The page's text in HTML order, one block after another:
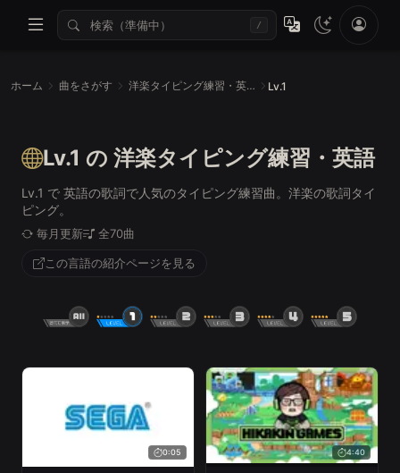
/
ホーム 曲をさがす 洋楽タイピング練習・英語 Lv.1
Lv.1 の 洋楽タイピング練習・英語
Lv.1 で 英語の歌詞で人気のタイピング練習曲。洋楽の歌詞タイ
ピング。
毎月更新 全70曲
この言語の紹介ページを見る
0:05 4:40